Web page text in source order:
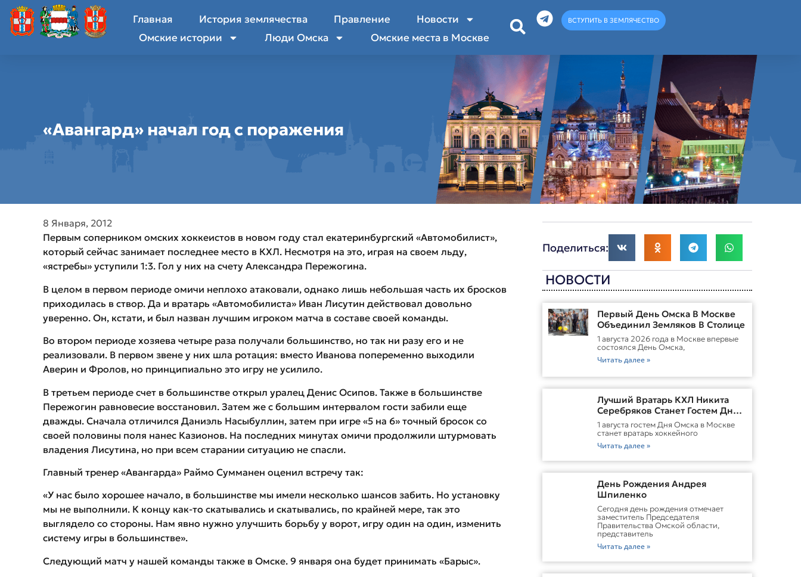
Главная История землячества Правление
Новости
Омские истории
Люди Омска Омские места в Москве
ВСТУПИТЬ В ЗЕМЛЯЧЕСТВО
«Авангард» начал год с поражения
8 Января, 2012
Первым соперником омских хоккеистов в новом году стал екатеринбургский «Автомобилист»,
который сейчас занимает последнее место в КХЛ. Несмотря на это, играя на своем льду,
«ястребы» уступили 1:3. Гол у них на счету Александра Пережогина.
В целом в первом периоде омичи неплохо атаковали, однако лишь небольшая часть их бросков
приходилась в створ. Да и вратарь «Автомобилиста» Иван Лисутин действовал довольно
уверенно. Он, кстати, и был назван лучшим игроком матча в составе своей команды.
Во втором периоде хозяева четыре раза получали большинство, но так ни разу его и не
реализовали. В первом звене у них шла ротация: вместо Иванова попеременно выходили
Аверин и Фролов, но принципиально это игру не усилило.
В третьем периоде счет в большинстве открыл уралец Денис Осипов. Также в большинстве
Пережогин равновесие восстановил. Затем же с большим интервалом гости забили еще
дважды. Сначала отличился Даниэль Насыбуллин, затем при игре «5 на 6» точный бросок со
своей половины поля нанес Казионов. На последних минутах омичи продолжили штурмовать
владения Лисутина, но при всем старании ситуацию не спасли.
Главный тренер «Авангарда» Раймо Сумманен оценил встречу так:
«У нас было хорошее начало, в большинстве мы имели несколько шансов забить. Но установку
мы не выполнили. К концу как-то скатывались и скатывались, по крайней мере, так это
выглядело со стороны. Нам явно нужно улучшить борьбу у ворот, игру один на один, изменить
систему игры в большинстве».
Следующий матч у нашей команды также в Омске. 9 января она будет принимать «Барыс».
Поделиться:
НОВОСТИ
Первый День Омска В Москве
Объединил Земляков В Столице
1 августа 2026 года в Москве впервые
состоялся День Омска,
Читать далее »
Лучший Вратарь КХЛ Никита
Серебряков Станет Гостем Дня
Омска В Москве
1 августа гостем Дня Омска в Москве
станет вратарь хоккейного
Читать далее »
День Рождения Андрея
Шпиленко
Cегодня день рождения отмечает
заместитель Председателя
Правительства Омской области,
представитель
Читать далее »